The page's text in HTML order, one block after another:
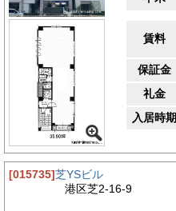
賃料
保証金
礼金
入居時期
[015735]芝YSビル
港区芝2-16-9